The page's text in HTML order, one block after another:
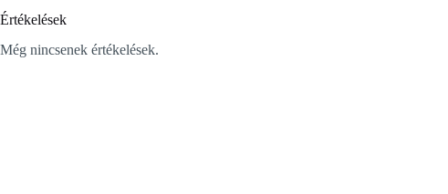
Értékelések
Még nincsenek értékelések.